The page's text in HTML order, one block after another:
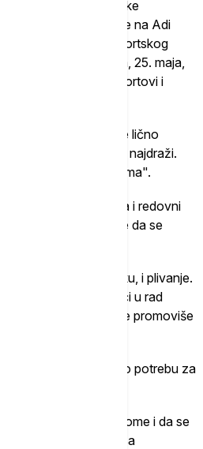
kao i različite sportske
uključujući igre na Adi
i na bazenima Sportskog
poput 11. aprila, 25. maja,
su pokriveni brojni sportovi i
kao sport koji mu je lično
atletike sport koji mi je najdraži.
je i sam igrao u kolicima".
košarkaška ekipa i redovni
i sve zainteresovane da se
i košarku, i odbojku, i plivanje.
se što više ljudi uključi u rad
invaliditetom i da se promoviše
Mitrović je naglasio potrebu za
da se govori o tome i da se
nije strano - osoba sa